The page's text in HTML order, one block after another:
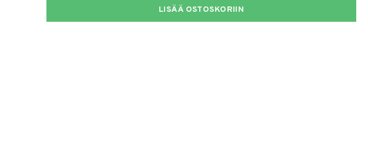
LISÄÄ OSTOSKORIIN